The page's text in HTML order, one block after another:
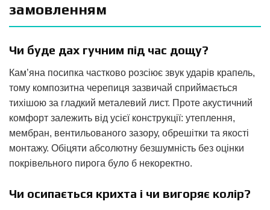
замовленням
Чи буде дах гучним під час дощу?
Кам’яна посипка частково розсіює звук ударів крапель,
тому композитна черепиця зазвичай сприймається
тихішою за гладкий металевий лист. Проте акустичний
комфорт залежить від усієї конструкції: утеплення,
мембран, вентильованого зазору, обрешітки та якості
монтажу. Обіцяти абсолютну безшумність без оцінки
покрівельного пирога було б некоректно.
Чи осипається крихта і чи вигоряє колір?